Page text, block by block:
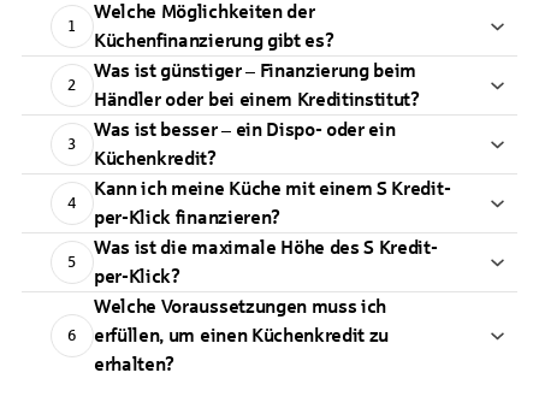
1
Welche Möglichkeiten der
Küchenfinanzierung gibt es?
2
Was ist günstiger – Finanzierung beim
Händler oder bei einem Kreditinstitut?
3
Was ist besser – ein Dispo- oder ein
Küchenkredit?
4
Kann ich meine Küche mit einem S Kredit-
per-Klick finanzieren?
5
Was ist die maximale Höhe des S Kredit-
per-Klick?
6
Welche Voraussetzungen muss ich
erfüllen, um einen Küchenkredit zu
erhalten?